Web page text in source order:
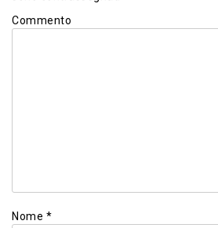
Commento
Nome *